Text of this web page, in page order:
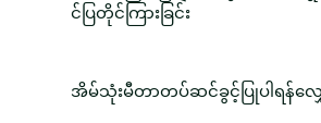
င်ပြတိုင်ကြားခြင်း
အိမ်သုံးမီတာတပ်ဆင်ခွင့်ပြုပါရန်လျှ